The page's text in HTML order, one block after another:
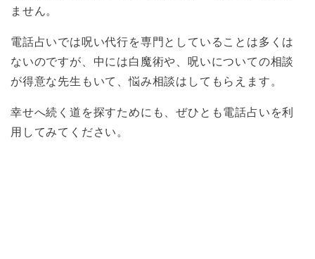
ません。
電話占いでは呪い代行を専門としていることは多くは
ないのですが、中には白魔術や、呪いについての相談
が得意な先生もいて、悩み相談はしてもらえます。
幸せへ続く道を探すためにも、ぜひとも電話占いを利
用してみてください。